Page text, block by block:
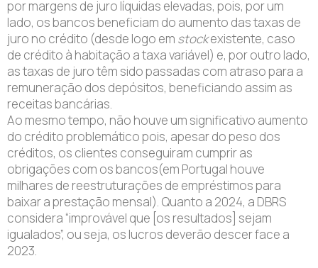
por margens de juro líquidas elevadas, pois, por um
lado, os bancos beneficiam do aumento das taxas de
juro no crédito (desde logo em stockexistente, caso
de crédito à habitação a taxa variável) e, por outro lado,
as taxas de juro têm sido passadas com atraso para a
remuneração dos depósitos, beneficiando assim as
receitas bancárias.
Ao mesmo tempo, não houve um significativo aumento
do crédito problemático pois, apesar do peso dos
créditos, os clientes conseguiram cumprir as
obrigações com os bancos(em Portugal houve
milhares de reestruturações de empréstimos para
baixar a prestação mensal). Quanto a 2024, a DBRS
considera “improvável que [os resultados] sejam
igualados”, ou seja, os lucros deverão descer face a
2023.